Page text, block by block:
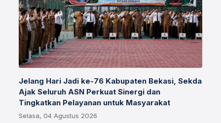
Jelang Hari Jadi ke-76 Kabupaten Bekasi, Sekda
Ajak Seluruh ASN Perkuat Sinergi dan
Tingkatkan Pelayanan untuk Masyarakat
Selasa, 04 Agustus 2026